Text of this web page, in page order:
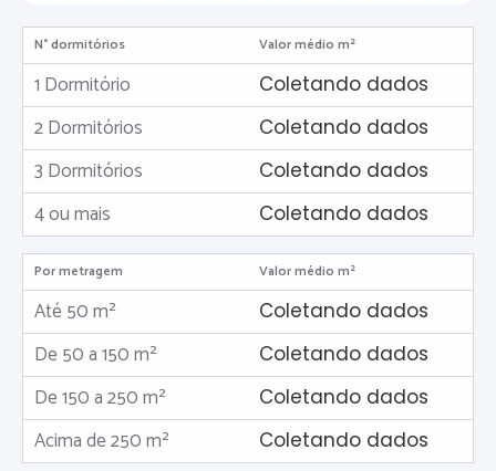
N° dormitórios Valor médio m²
1 Dormitório Coletando dados
2 Dormitórios Coletando dados
3 Dormitórios Coletando dados
4 ou mais Coletando dados
Por metragem Valor médio m²
Até 50 m² Coletando dados
De 50 a 150 m² Coletando dados
De 150 a 250 m² Coletando dados
Acima de 250 m² Coletando dados